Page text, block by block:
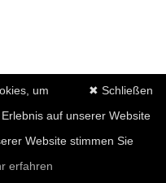
✖ Schließen
um
auf unserer Website
Website stimmen Sie
erfahren